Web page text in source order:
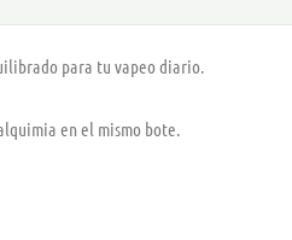
para tu vapeo diario.
en el mismo bote.